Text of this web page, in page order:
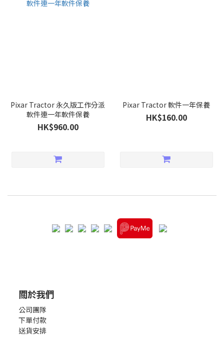
Pixar Tractor 永久版工作分派
軟件連一年軟件保養
HK$960.00
Pixar Tractor 軟件一年保養
HK$160.00
關於我們
公司團隊
下單付款
送貨安排